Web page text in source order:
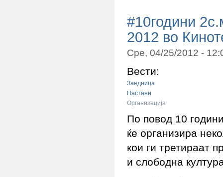
#10години
2012 во
Сре, 04/25/2012 -
Вести:
Заедница
Настани
Организација
По повод 10
ќе организира
кои ги третираат
и слободна